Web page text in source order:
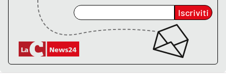
PROGETTI
SPECIALI
Buona Sanità Calabria
Iscriviti